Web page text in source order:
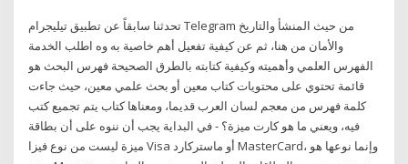
تحدثنا سابقاً عن تطبيق تيليجرام Telegram من حيث المنشأ والتاريخ
والأمان من هنا، ثم عن كيفية تفعيل أهم خاصية به وه اطلب الخدمة
الفهرس العلمي وأهميته وكيفية كتابته بالطرق الصحيحة فهرس البحث هو
قائمة تحتوي على محتويات كتاب معين أو بحث علمي معين، حيث جاءت
كلمة فهرس من معجم لسان العرب قديما، ومعناها كتاب يتم تجميع كتب
فيه، ويعني ما هو كارت ميزة؟ - في البداية يجب أن ننوه على أن بطاقة
ميزة ليست من نوع فيزا Visa أو ماستركارد MasterCard، وإنما نوعها هو